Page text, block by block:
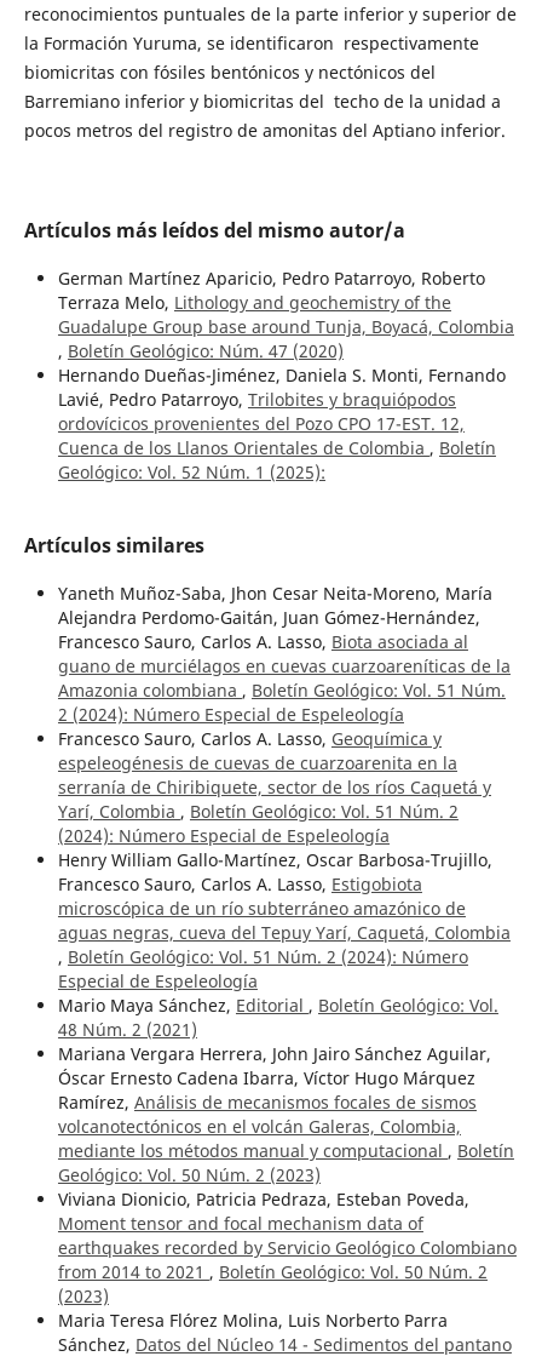
reconocimientos puntuales de la parte inferior y superior de
la Formación Yuruma, se identificaron respectivamente
biomicritas con fósiles bentónicos y nectónicos del
Barremiano inferior y biomicritas del techo de la unidad a
pocos metros del registro de amonitas del Aptiano inferior.
Artículos más leídos del mismo autor/a
German Martínez Aparicio, Pedro Patarroyo, Roberto
Terraza Melo, Lithology and geochemistry of the
Guadalupe Group base around Tunja, Boyacá, Colombia
, Boletín Geológico: Núm. 47 (2020)
Hernando Dueñas-Jiménez, Daniela S. Monti, Fernando
Lavié, Pedro Patarroyo, Trilobites y braquiópodos
ordovícicos provenientes del Pozo CPO 17-EST. 12,
Cuenca de los Llanos Orientales de Colombia , Boletín
Geológico: Vol. 52 Núm. 1 (2025):
Artículos similares
Yaneth Muñoz-Saba, Jhon Cesar Neita-Moreno, María
Alejandra Perdomo-Gaitán, Juan Gómez-Hernández,
Francesco Sauro, Carlos A. Lasso, Biota asociada al
guano de murciélagos en cuevas cuarzoareníticas de la
Amazonia colombiana , Boletín Geológico: Vol. 51 Núm.
2 (2024): Número Especial de Espeleología
Francesco Sauro, Carlos A. Lasso, Geoquímica y
espeleogénesis de cuevas de cuarzoarenita en la
serranía de Chiribiquete, sector de los ríos Caquetá y
Yarí, Colombia , Boletín Geológico: Vol. 51 Núm. 2
(2024): Número Especial de Espeleología
Henry William Gallo-Martínez, Oscar Barbosa-Trujillo,
Francesco Sauro, Carlos A. Lasso, Estigobiota
microscópica de un río subterráneo amazónico de
aguas negras, cueva del Tepuy Yarí, Caquetá, Colombia
, Boletín Geológico: Vol. 51 Núm. 2 (2024): Número
Especial de Espeleología
Mario Maya Sánchez, Editorial , Boletín Geológico: Vol.
48 Núm. 2 (2021)
Mariana Vergara Herrera, John Jairo Sánchez Aguilar,
Óscar Ernesto Cadena Ibarra, Víctor Hugo Márquez
Ramírez, Análisis de mecanismos focales de sismos
volcanotectónicos en el volcán Galeras, Colombia,
mediante los métodos manual y computacional , Boletín
Geológico: Vol. 50 Núm. 2 (2023)
Viviana Dionicio, Patricia Pedraza, Esteban Poveda,
Moment tensor and focal mechanism data of
earthquakes recorded by Servicio Geológico Colombiano
from 2014 to 2021 , Boletín Geológico: Vol. 50 Núm. 2
(2023)
Maria Teresa Flórez Molina, Luis Norberto Parra
Sánchez, Datos del Núcleo 14 - Sedimentos del pantano